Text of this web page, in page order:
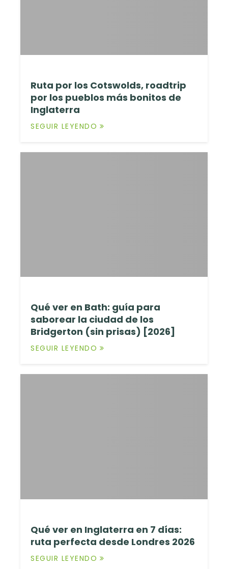
Ruta por los Cotswolds, roadtrip
por los pueblos más bonitos de
Inglaterra
SEGUIR LEYENDO
Qué ver en Bath: guía para
saborear la ciudad de los
Bridgerton (sin prisas) [2026]
SEGUIR LEYENDO
Qué ver en Inglaterra en 7 días:
ruta perfecta desde Londres 2026
SEGUIR LEYENDO